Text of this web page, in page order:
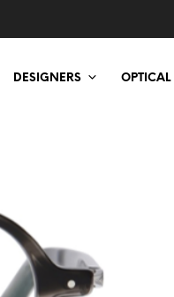
DESIGNERS OPTICAL